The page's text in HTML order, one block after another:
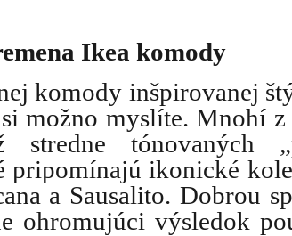
Ikea komody
komody inšpirovanej
možno myslíte. Mnohí z
tónovaných
pripomínajú ikonické
a Sausalito. Dobrou
ohromujúci výsledok